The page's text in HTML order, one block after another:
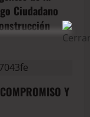
Ciudadano
Y